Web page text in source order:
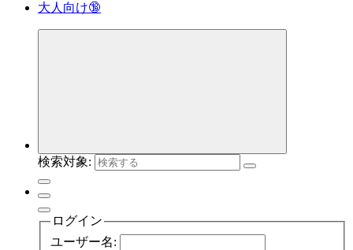
大人向け🔞
検索対象:
ログイン
ユーザー名: